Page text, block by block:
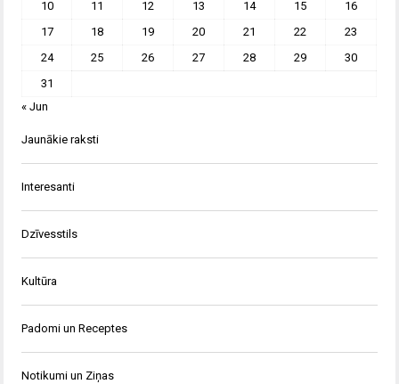
10
11 12 13 14 15
16
17
18 19 20 21 22
23
24
25 26 27 28 29
30
31
« Jun
Jaunākie raksti
Interesanti
Dzīvesstils
Kultūra
Padomi un Receptes
Notikumi un Ziņas